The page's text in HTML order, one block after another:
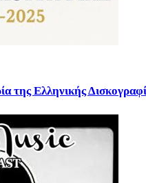
της Ελληνικής